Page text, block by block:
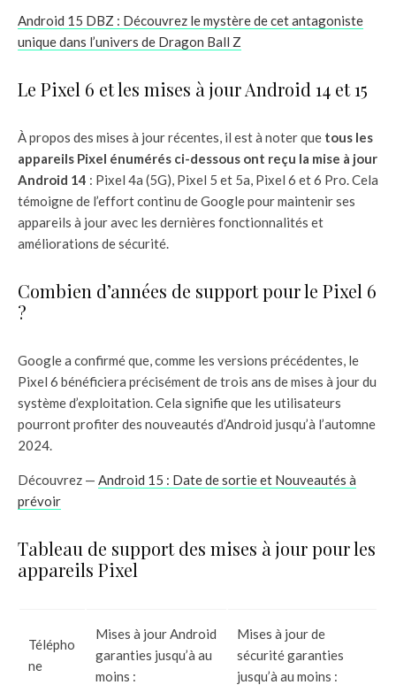
Android 15 DBZ : Découvrez le mystère de cet antagoniste
unique dans l’univers de Dragon Ball Z
Le Pixel 6 et les mises à jour Android 14 et 15
À propos des mises à jour récentes, il est à noter que tous les
appareils Pixel énumérés ci-dessous ont reçu la mise à jour
Android 14 : Pixel 4a (5G), Pixel 5 et 5a, Pixel 6 et 6 Pro. Cela
témoigne de l’effort continu de Google pour maintenir ses
appareils à jour avec les dernières fonctionnalités et
améliorations de sécurité.
Combien d’années de support pour le Pixel 6
?
Google a confirmé que, comme les versions précédentes, le
Pixel 6 bénéficiera précisément de trois ans de mises à jour du
système d’exploitation. Cela signifie que les utilisateurs
pourront profiter des nouveautés d’Android jusqu’à l’automne
2024.
Découvrez — Android 15 : Date de sortie et Nouveautés à
prévoir
Tableau de support des mises à jour pour les
appareils Pixel
Télépho
ne
Mises à jour Android
garanties jusqu’à au
moins :
Mises à jour de
sécurité garanties
jusqu’à au moins :